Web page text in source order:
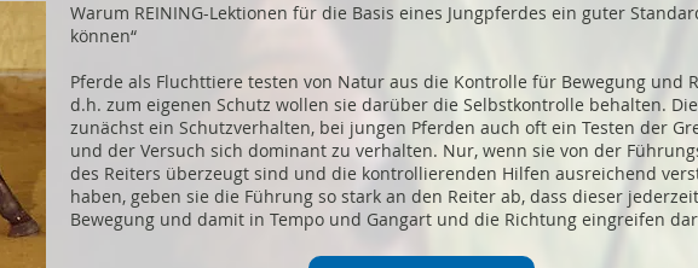
Warum REINING-Lektionen für die Basis eines Jungpferdes ein guter
können“
Pferde als Fluchttiere testen von Natur aus die Kontrolle für Bewegung und
d.h. zum eigenen Schutz wollen sie darüber die Selbstkontrolle behalten.
zunächst ein Schutzverhalten, bei jungen Pferden auch oft ein Testen der
und der Versuch sich dominant zu verhalten. Nur, wenn sie von der
des Reiters überzeugt sind und die kontrollierenden Hilfen ausreichend
haben, geben sie die Führung so stark an den Reiter ab, dass dieser
Bewegung und damit in Tempo und Gangart und die Richtung eingreifen